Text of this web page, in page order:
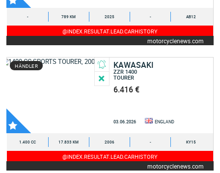
- 789 KM 2025 - AB12
@INDEX.RESULTAT.LEAD.CARHISTORY
motorcyclenews.com
HÄNDLER KAWASAKI
ZZR 1400
TOURER
6.416 €
03.06.2026 ENGLAND
1.400 CC 17.833 KM 2006 - KY15
@INDEX.RESULTAT.LEAD.CARHISTORY
motorcyclenews.com